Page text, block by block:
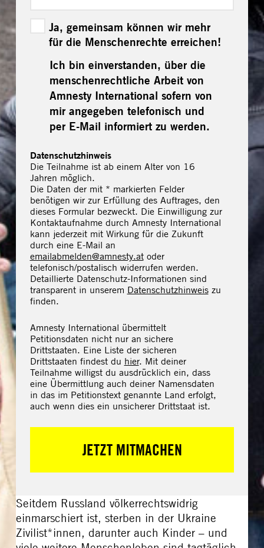
N
e
b
o
Ja, gemeinsam können wir mehr
für die Menschenrechte erreichen!
Ich bin einverstanden, über die
menschenrechtliche Arbeit von
Amnesty International sofern von
mir angegeben telefonisch und
per E-Mail informiert zu werden.
Datenschutzhinweis
Die Teilnahme ist ab einem Alter von 16
Jahren möglich.
Die Daten der mit * markierten Felder
benötigen wir zur Erfüllung des Auftrages, den
dieses Formular bezweckt. Die Einwilligung zur
Kontaktaufnahme durch Amnesty International
kann jederzeit mit Wirkung für die Zukunft
durch eine E-Mail an
emailabmelden@amnesty.atoder
telefonisch/postalisch widerrufen werden.
Detaillierte Datenschutz-Informationen sind
transparent in unserem Datenschutzhinweiszu
finden.
Amnesty International übermittelt
Petitionsdaten nicht nur an sichere
Drittstaaten. Eine Liste der sicheren
Drittstaaten findest du hier. Mit deiner
Teilnahme willigst du ausdrücklich ein, dass
eine Übermittlung auch deiner Namensdaten
in das im Petitionstext genannte Land erfolgt,
auch wenn dies ein unsicherer Drittstaat ist.
Seitdem Russland völkerrechtswidrig
einmarschiert ist, sterben in der Ukraine
Zivilist*innen, darunter auch Kinder – und